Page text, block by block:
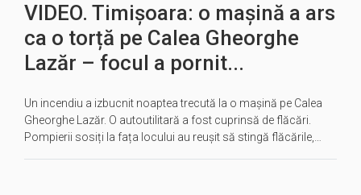
VIDEO. Timișoara: o mașină a ars
ca o torță pe Calea Gheorghe
Lazăr – focul a pornit...
Un incendiu a izbucnit noaptea trecută la o mașină pe Calea
Gheorghe Lazăr. O autoutilitară a fost cuprinsă de flăcări.
Pompierii sosiți la fața locului au reușit să stingă flăcările,…